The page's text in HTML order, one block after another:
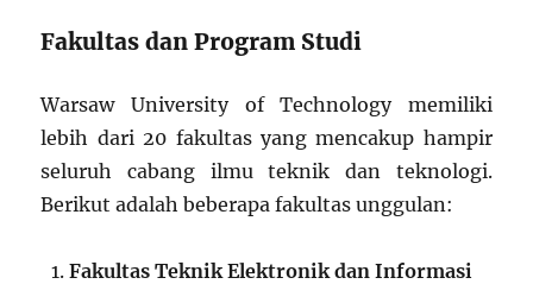
Fakultas dan Program Studi
Warsaw University of Technology memiliki
lebih dari 20 fakultas yang mencakup hampir
seluruh cabang ilmu teknik dan teknologi.
Berikut adalah beberapa fakultas unggulan:
Fakultas Teknik Elektronik dan Informasi